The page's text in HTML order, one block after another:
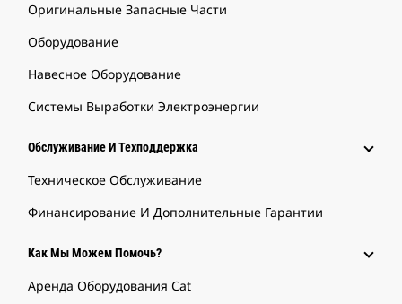
Оригинальные Запасные Части
Оборудование
Навесное Оборудование
Системы Выработки Электроэнергии
Обслуживание И Техподдержка
Техническое Обслуживание
Финансирование И Дополнительные Гарантии
Как Мы Можем Помочь?
Аренда Оборудования Cat